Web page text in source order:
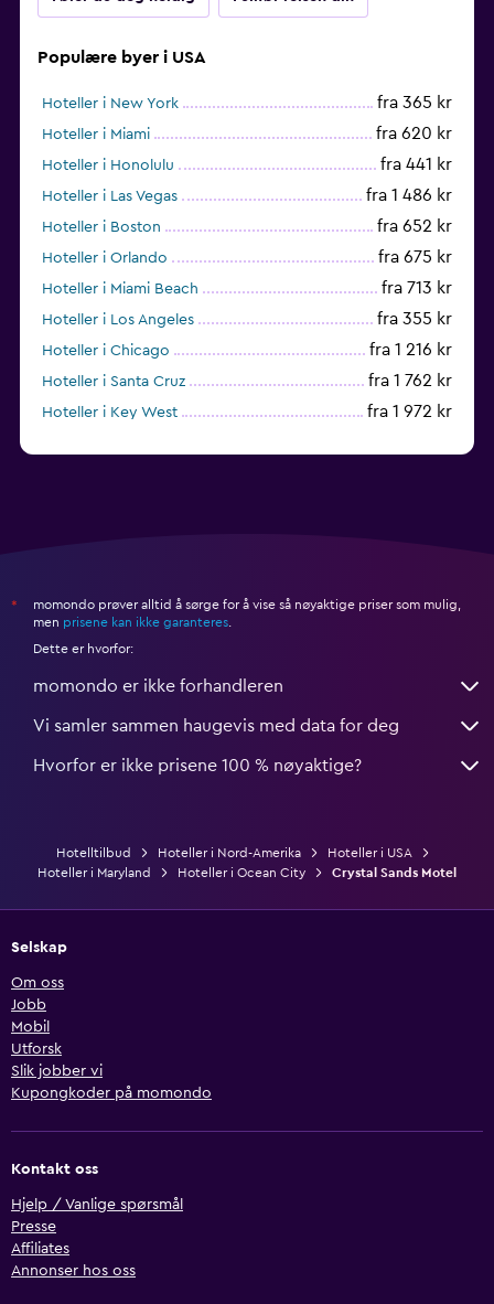
Populære byer i USA
Hoteller i New York fra 365 kr
Hoteller i Miami fra 620 kr
Hoteller i Honolulu fra 441 kr
Hoteller i Las Vegas fra 1 486 kr
Hoteller i Boston fra 652 kr
Hoteller i Orlando fra 675 kr
Hoteller i Miami Beach fra 713 kr
Hoteller i Los Angeles fra 355 kr
Hoteller i Chicago fra 1 216 kr
Hoteller i Santa Cruz fra 1 762 kr
Hoteller i Key West fra 1 972 kr
*
momondo prøver alltid å sørge for å vise så nøyaktige priser som mulig,
men prisene kan ikke garanteres
Dette er hvorfor:
momondo er ikke forhandleren
Vi samler sammen haugevis med data for deg
Hvorfor er ikke prisene 100 % nøyaktige?
Hotelltilbud Hoteller i Nord-Amerika
Hoteller i USA
Hoteller i Maryland
Hoteller i Ocean City Crystal Sands Motel
Selskap
Om oss
Jobb
Mobil
Utforsk
Slik jobber vi
Kupongkoder på momondo
Kontakt oss
Hjelp / Vanlige spørsmål
Presse
Affiliates
Annonser hos oss